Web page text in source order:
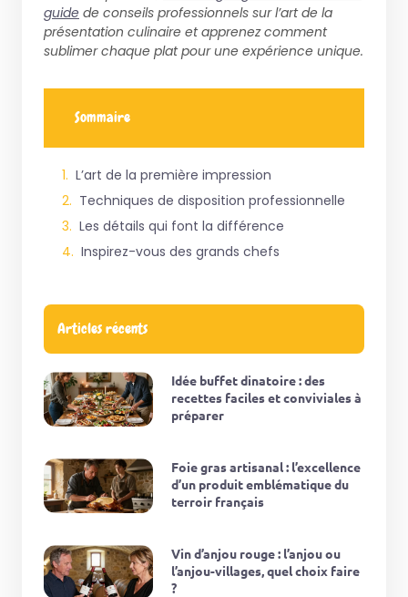
guide de conseils professionnels sur l’art de la
présentation culinaire et apprenez comment
sublimer chaque plat pour une expérience unique.
Sommaire
L’art de la première impression
Techniques de disposition professionnelle
Les détails qui font la différence
Inspirez-vous des grands chefs
Articles récents
Idée buffet dinatoire : des
recettes faciles et conviviales à
préparer
Foie gras artisanal : l’excellence
d’un produit emblématique du
terroir français
Vin d’anjou rouge : l’anjou ou
l’anjou-villages, quel choix faire
?